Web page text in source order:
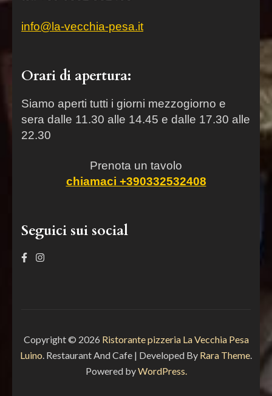
info@la-vecchia-pesa.it
Orari di apertura:
Siamo aperti tutti i giorni mezzogiorno e
sera dalle 11.30 alle 14.45 e dalle 17.30 alle
22.30
Prenota un tavolo
chiamaci +390332532408
Seguici sui social
Copyright © 2026 Ristorante pizzeria La Vecchia Pesa
Luino. Restaurant And Cafe | Developed By Rara Theme.
Powered byWordPress.